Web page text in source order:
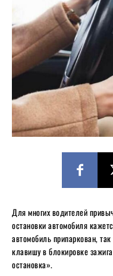
Для многих водителей
остановки автомобиля
автомобиль припаркован,
клавишу в блокировке
остановка».